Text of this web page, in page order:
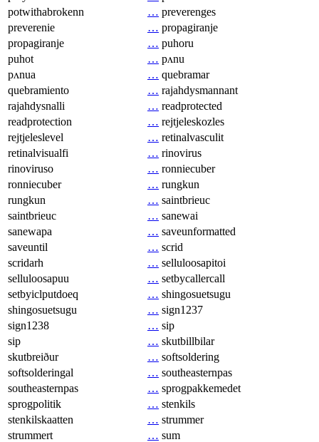
potwithabrokenn
… preverenges
preverenie
… propagiranje
propagiranje
… puhoru
puhot
… pʌnu
pʌnua
… quebramar
quebramiento
… rajahdysmannant
rajahdysnalli
… readprotected
readprotection
… rejtjeleskozles
rejtjeleslevel
… retinalvasculit
retinalvisualfi
… rinovirus
rinoviruso
… ronniecuber
ronniecuber
… rungkun
rungkun
… saintbrieuc
saintbrieuc
… sanewai
sanewapa
… saveunformatted
saveuntil
… scrid
scridarh
… selluloosapitoi
selluloosapuu
… setbycallercall
setbyiclputdoeq
… shingosuetsugu
shingosuetsugu
… sign1237
sign1238
… sip
sip
… skutbillbilar
skutbreiður
… softsoldering
softsolderingal
… southeasternpas
southeasternpas
… sprogpakkemedet
sprogpolitik
… stenkils
stenkilskaatten
… strummer
strummert
… sum